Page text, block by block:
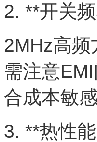
2. **开关
2MHz高
需注意
合成本敏
3. **热性